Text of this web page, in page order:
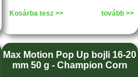
Kosárba tesz >> tovább >>
Max Motion Pop Up bojli 16-20
mm 50 g - Champion Corn